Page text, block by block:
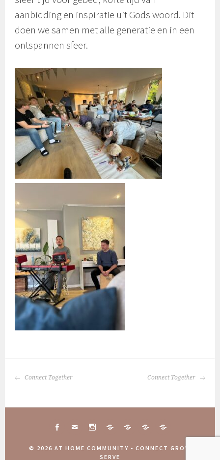
aanbidding en inspiratie uit Gods woord. Dit
doen we samen met alle generatie en in een
ontspannen sfeer.
BERICHTNAVIGATIE
Connect Together Connect Together
TOGETHER
JAAR WEEKEND
AANMELDINGEN
COMMUNITY
© 2026 AT HOME COMMUNITY - CONNECT GROW
SERVE